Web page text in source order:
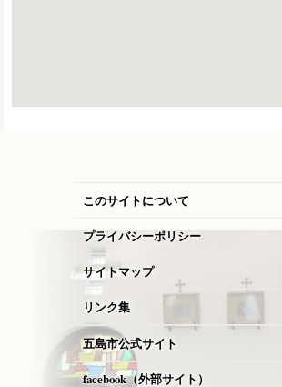
このサイトについて
プライバシーポリシー
サイトマップ
リンク集
五島市公式サイト
facebook（外部サイト）